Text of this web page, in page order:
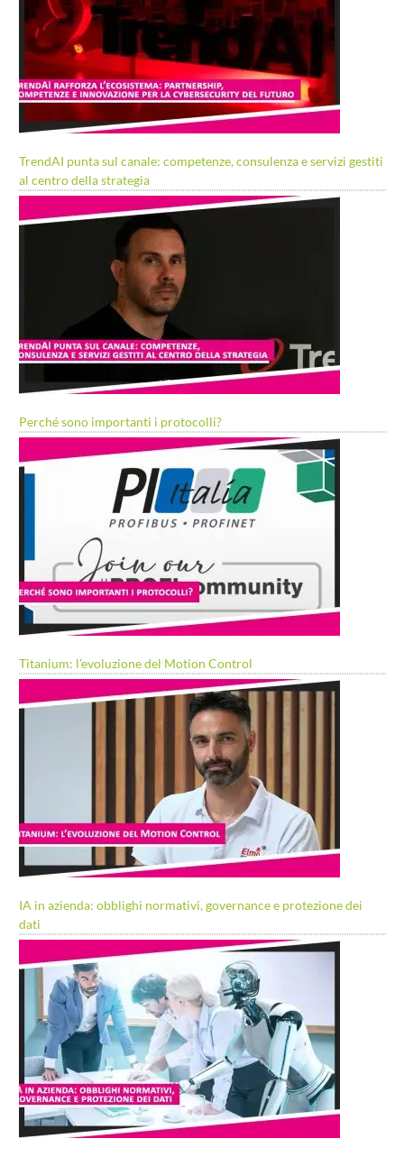
TrendAI punta sul canale: competenze, consulenza e servizi gestiti
al centro della strategia
Perché sono importanti i protocolli?
Titanium: l’evoluzione del Motion Control
IA in azienda: obblighi normativi, governance e protezione dei
dati